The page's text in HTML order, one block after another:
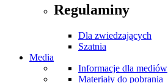
Regulaminy
Dla zwiedzających
Szatnia
Media
Informacje dla mediów
Materiały do pobrania